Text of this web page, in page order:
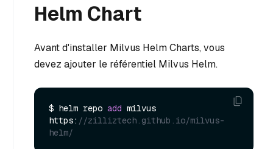
Helm Chart
Avant d'installer Milvus Helm Charts, vous
devez ajouter le référentiel Milvus Helm.
$ helm repo add milvus
https: //zilliztech.github.io/milvus-
helm/